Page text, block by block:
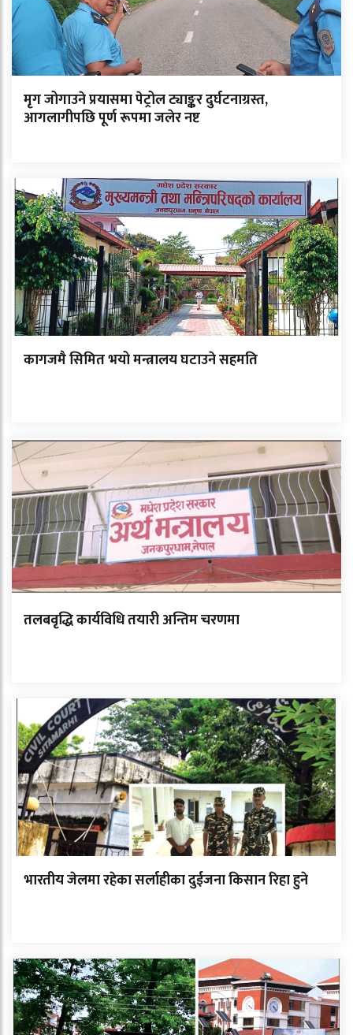
मृग जोगाउने प्रयासमा पेट्रोल ट्याङ्कर दुर्घटनाग्रस्त,
आगलागीपछि पूर्ण रूपमा जलेर नष्ट
कागजमै सिमित भयो मन्त्रालय घटाउने सहमति
तलबवृद्धि कार्यविधि तयारी अन्तिम चरणमा
भारतीय जेलमा रहेका सर्लाहीका दुईजना किसान रिहा हुने